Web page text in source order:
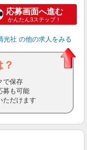
応募画面へ進む
かんたん3ステップ！
光社 の他の求人をみる
？
で保存
募も可能
ただけます